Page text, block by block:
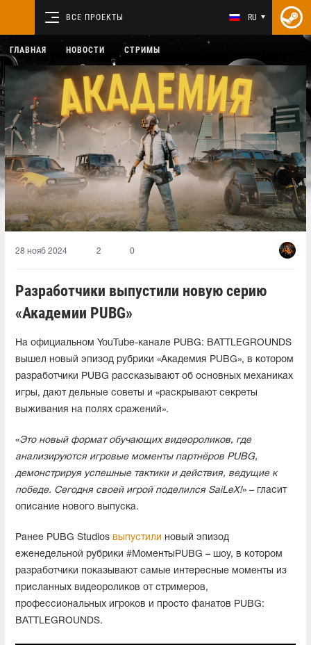
ВСЕ ПРОЕКТЫ RU
ГЛАВНАЯ НОВОСТИ СТРИМЫ
28 нояб 2024 2 0
Разработчики выпустили новую серию
«Академии PUBG»
На официальном YouTube-канале PUBG: BATTLEGROUNDS
вышел новый эпизод рубрики «Академия PUBG», в котором
разработчики PUBG рассказывают об основных механиках
игры, дают дельные советы и «раскрывают секреты
выживания на полях сражений».
«Это новый формат обучающих видеороликов, где
анализируются игровые моменты партнёров PUBG,
демонстрируя успешные тактики и действия, ведущие к
победе. Сегодня своей игрой поделился SaiLeX!» – гласит
описание нового выпуска.
Ранее PUBG Studios выпустили новый эпизод
еженедельной рубрики #МоментыPUBG – шоу, в котором
разработчики показывают самые интересные моменты из
присланных видеороликов от стримеров,
профессиональных игроков и просто фанатов PUBG:
BATTLEGROUNDS.